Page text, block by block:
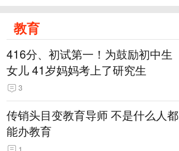
教育
416分、初试第一！为鼓励初中生
女儿 41岁妈妈考上了研究生
3
传销头目变教育导师 不是什么人都
能办教育